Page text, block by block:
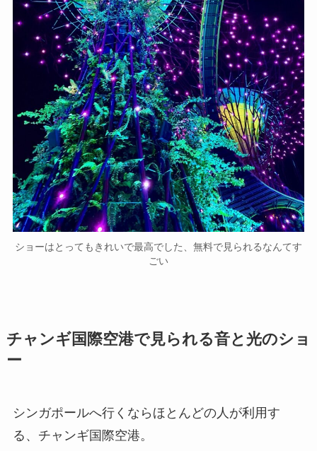
ショーはとってもきれいで最高でした、無料で見られるなんてす
ごい
チャンギ国際空港で見られる音と光のショ
ー
シンガポールへ行くならほとんどの人が利用す
る、チャンギ国際空港。